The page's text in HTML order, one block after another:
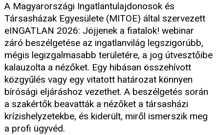
A Magyarországi Ingatlantulajdonosok és
Társasházak Egyesülete (MITOE) által szervezett
eINGATLAN 2026: Jöjjenek a fiatalok! webinar
záró beszélgetése az ingatlanvilág legszigorúbb,
mégis legizgalmasabb területére, a jog útvesztőibe
kalauzolta a nézőket. Egy hibásan összehívott
közgyűlés vagy egy vitatott határozat könnyen
bírósági eljáráshoz vezethet. A beszélgetés során
a szakértők beavatták a nézőket a társasházi
krízishelyzetekbe, és kiderült, miről ismerszik meg
a profi ügyvéd.